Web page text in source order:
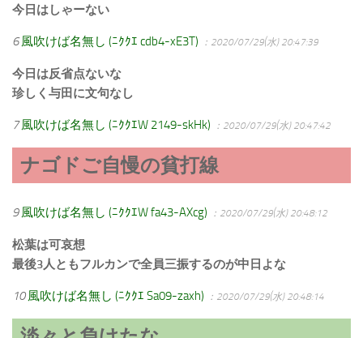
今日はしゃーない
6 風吹けば名無し (ﾆｸｸｴ cdb4-xE3T) ：2020/07/29(水) 20:47:39
今日は反省点ないな
珍しく与田に文句なし
7 風吹けば名無し (ﾆｸｸｴW 2149-skHk) ：2020/07/29(水) 20:47:42
ナゴドご自慢の貧打線
9 風吹けば名無し (ﾆｸｸｴW fa43-AXcg) ：2020/07/29(水) 20:48:12
松葉は可哀想
最後3人ともフルカンで全員三振するのが中日よな
10 風吹けば名無し (ﾆｸｸｴ Sa09-zaxh) ：2020/07/29(水) 20:48:14